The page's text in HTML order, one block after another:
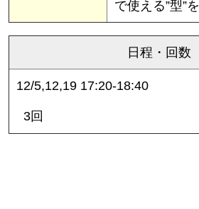
で使える”型”
日程・回数
12/5,12,19 17:20-18:40
3回